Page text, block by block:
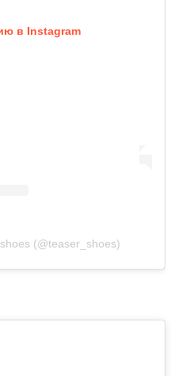
в Instagram
(@teaser_shoes)